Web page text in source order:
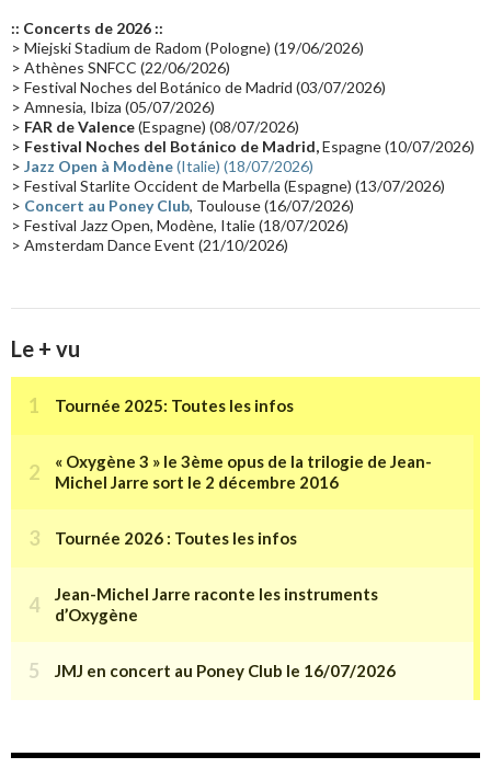
Passages radio Vidéo Jarrecast (16) Synthé 80's
Les concerts en Chine(16) Cinéma
Synthé Roland(15) Belgique(15)
(14) Astronomie (14)
Tournée 2025(14) 2024(14) Chine(13)
:: Concerts de 2026 ::
> Miejski Stadium de Radom (Pologne) (19/06/2026)
> Athènes SNFCC (22/06/2026)
> Festival Noches del Botánico de Madrid (03/07/2026)
> Amnesia, Ibiza (05/07/2026)
> FAR de Valence(Espagne) (08/07/2026)
> Festival Noches del Botánico de Madrid,Espagne (10/07/2026)
> Jazz Open à Modène(Italie) (18/07/2026)
> Festival Starlite Occident de Marbella (Espagne) (13/07/2026)
> Concert au Poney Club, Toulouse (16/07/2026)
> Festival Jazz Open, Modène, Italie (18/07/2026)
> Amsterdam Dance Event (21/10/2026)
Le + vu